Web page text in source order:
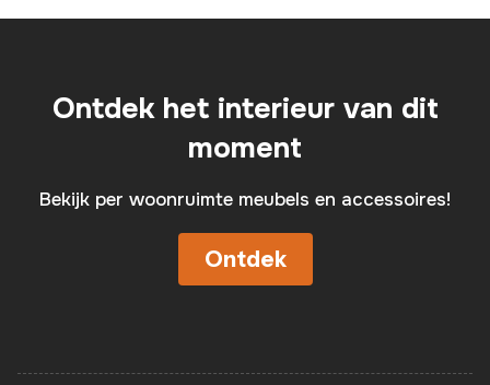
Ontdek het interieur van dit
moment
Bekijk per woonruimte meubels en accessoires!
Ontdek